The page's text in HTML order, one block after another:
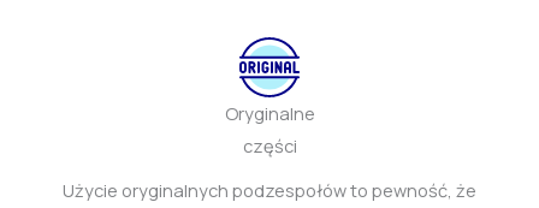
Oryginalne
części
Użycie oryginalnych podzespołów to pewność, że